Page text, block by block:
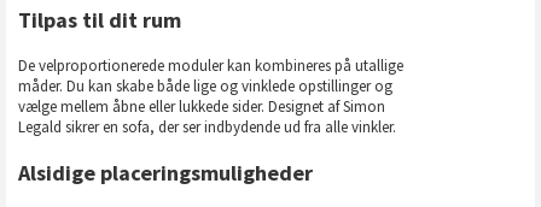
Tilpas til dit rum
De velproportionerede moduler kan kombineres på utallige
måder. Du kan skabe både lige og vinklede opstillinger og
vælge mellem åbne eller lukkede sider. Designet af Simon
Legald sikrer en sofa, der ser indbydende ud fra alle vinkler.
Alsidige placeringsmuligheder